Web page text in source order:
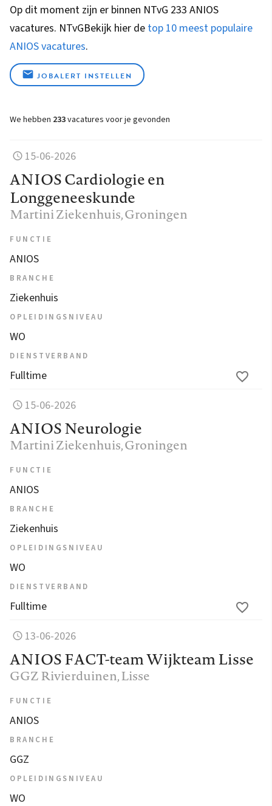
Op dit moment zijn er binnen NTvG 233 ANIOS
vacatures. NTvGBekijk hier de top 10 meest populaire
ANIOS vacatures.
JOBALERT INSTELLEN
We hebben 233vacatures voor je gevonden
15-06-2026
ANIOS Cardiologie en
Longgeneeskunde
Martini Ziekenhuis, Groningen
FUNCTIE
ANIOS
BRANCHE
Ziekenhuis
OPLEIDINGSNIVEAU
WO
DIENSTVERBAND
Fulltime
15-06-2026
ANIOS Neurologie
Martini Ziekenhuis, Groningen
FUNCTIE
ANIOS
BRANCHE
Ziekenhuis
OPLEIDINGSNIVEAU
WO
DIENSTVERBAND
Fulltime
13-06-2026
ANIOS FACT-team Wijkteam Lisse
GGZ Rivierduinen, Lisse
FUNCTIE
ANIOS
BRANCHE
GGZ
OPLEIDINGSNIVEAU
WO